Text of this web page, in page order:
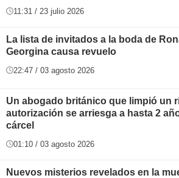
11:31 / 23 julio 2026
La lista de invitados a la boda de
Georgina causa revuelo
22:47 / 03 agosto 2026
Un abogado británico que limpió un
autorización se arriesga a hasta 2
cárcel
01:10 / 03 agosto 2026
Nuevos misterios revelados en la